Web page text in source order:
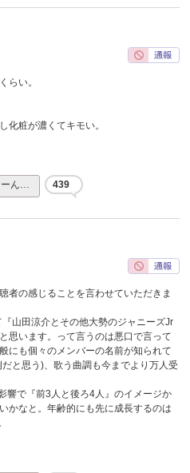
らい。
化粧が濃くてキモい。
ーん… 439
者の感じることを言わせていただきま
山田涼介とその他大勢のジャニーズJr
思います。って言うのは悪口で言って
にも個々のメンバーの名前が知られて
と思う)、歌う曲調も今までより万人受
響で『前3人と後ろ4人』のイメージか
かなと。年齢的にも先に成長するのは